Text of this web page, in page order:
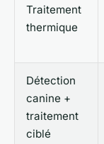
Traitement
thermique
Détection
canine +
traitement
ciblé